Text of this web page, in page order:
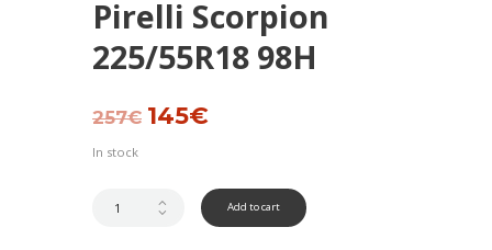
Pirelli Scorpion
225/55R18 98H
257€ Original
145€Current
In stock
Add to cart